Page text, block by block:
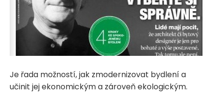
Je řada možností, jak zmodernizovat bydlení a
učinit jej ekonomickým a zároveň ekologickým.